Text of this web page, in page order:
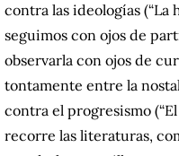
contra las ideologías (“La
seguimos con ojos de
observarla con ojos de
tontamente entre la
contra el progresismo
recorre las literaturas,